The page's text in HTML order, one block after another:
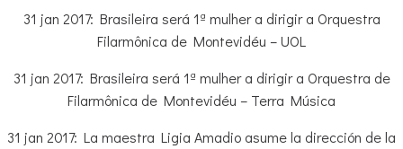
31 jan 2017: Brasileira será 1ª mulher a dirigir a Orquestra
Filarmônica de Montevidéu – UOL
31 jan 2017: Brasileira será 1ª mulher a dirigir a Orquestra de
Filarmônica de Montevidéu – Terra Música
31 jan 2017: La maestra Ligia Amadio asume la dirección de la